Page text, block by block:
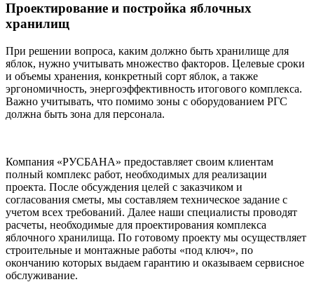
Проектирование и постройка яблочных
хранилищ
При решении вопроса, каким должно быть хранилище для
яблок, нужно учитывать множество факторов. Целевые сроки
и объемы хранения, конкретный сорт яблок, а также
эргономичность, энергоэффективность итогового комплекса.
Важно учитывать, что помимо зоны с оборудованием РГС
должна быть зона для персонала.
Компания «РУСБАНА» предоставляет своим клиентам
полный комплекс работ, необходимых для реализации
проекта. После обсуждения целей с заказчиком и
согласования сметы, мы составляем техническое задание с
учетом всех требований. Далее наши специалисты проводят
расчеты, необходимые для проектирования комплекса
яблочного хранилища. По готовому проекту мы осуществляет
строительные и монтажные работы «под ключ», по
окончанию которых выдаем гарантию и оказываем сервисное
обслуживание.